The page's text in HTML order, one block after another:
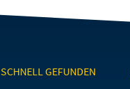
SCHNELL GEFUNDEN